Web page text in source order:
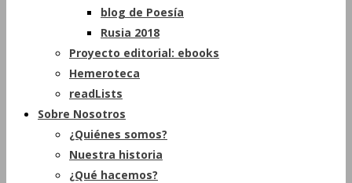
blog de Poesía
Rusia 2018
Proyecto editorial: ebooks
Hemeroteca
readLists
Sobre Nosotros
¿Quiénes somos?
Nuestra historia
¿Qué hacemos?